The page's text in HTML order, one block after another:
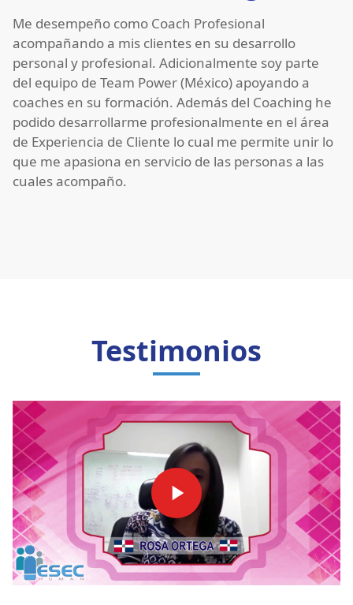
Me desempeño como Coach Profesional
acompañando a mis clientes en su desarrollo
personal y profesional. Adicionalmente soy parte
del equipo de Team Power (México) apoyando a
coaches en su formación. Además del Coaching he
podido desarrollarme profesionalmente en el área
de Experiencia de Cliente lo cual me permite unir lo
que me apasiona en servicio de las personas a las
cuales acompaño.
Testimonios